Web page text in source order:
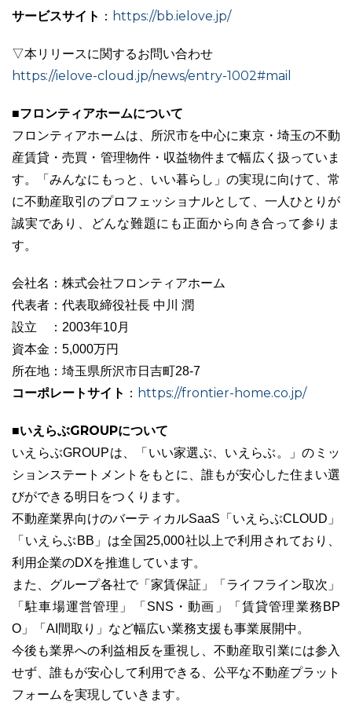
サービスサイト ： https://bb.ielove.jp/
▽本リリースに関するお問い合わせ
https://ielove-cloud.jp/news/entry-1002#mail
■フロンティアホームについて
フロンティアホームは、所沢市を中心に東京・埼玉の不動
産賃貸・売買・管理物件・収益物件まで幅広く扱っていま
す。「みんなにもっと、いい暮らし」の実現に向けて、常
に不動産取引のプロフェッショナルとして、一人ひとりが
誠実であり、どんな難題にも正面から向き合って参りま
す。
会社名：株式会社フロンティアホーム
代表者：代表取締役社長 中川 潤
設立 ：2003年10月
資本金：5,000万円
所在地：埼玉県所沢市日吉町28-7
コーポレートサイト ： https://frontier-home.co.jp/
■いえらぶGROUPについて
いえらぶGROUPは、「いい家選ぶ、いえらぶ。」のミッ
ションステートメントをもとに、誰もが安心した住まい選
びができる明日をつくります。
不動産業界向けのバーティカルSaaS「いえらぶCLOUD」
「いえらぶBB」は全国25,000社以上で利用されており、
利用企業のDXを推進しています。
また、グループ各社で「家賃保証」「ライフライン取次」
「駐車場運営管理」「SNS・動画」「賃貸管理業務BP
O」「AI間取り」など幅広い業務支援も事業展開中。
今後も業界への利益相反を重視し、不動産取引業には参入
せず、誰もが安心して利用できる、公平な不動産プラット
フォームを実現していきます。